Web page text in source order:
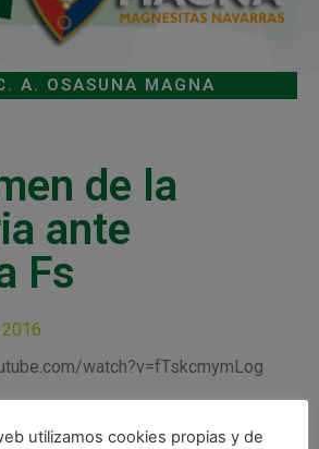
A. OSASUNA MAGNA
de la
ante
Fs
watch?v=fTskcmymLog
utilizamos cookies propias y de